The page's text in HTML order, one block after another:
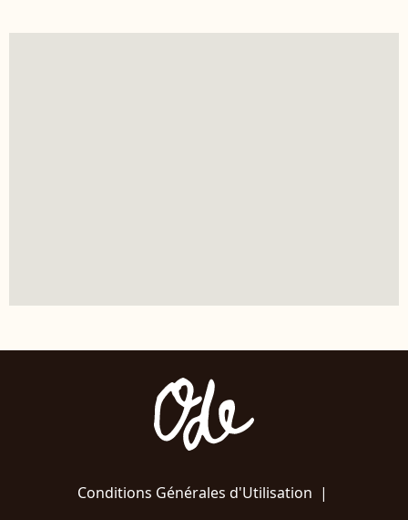
Conditions Générales d'Utilisation |